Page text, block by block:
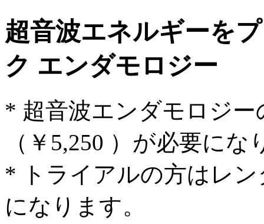
超音波エネルギーを
ク エンダモロジー
* 超音波エンダモロジ
（￥5,250 ）が必要にな
* トライアルの方はレン
になります。